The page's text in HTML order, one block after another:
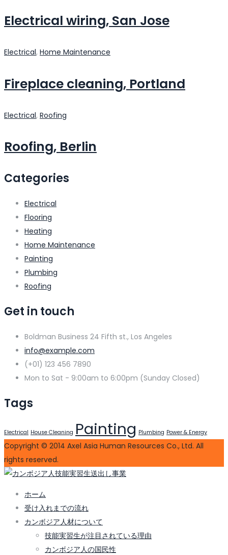
Electrical wiring, San Jose
Electrical, Home Maintenance
Fireplace cleaning, Portland
Electrical, Roofing
Roofing, Berlin
Categories
Electrical
Flooring
Heating
Home Maintenance
Painting
Plumbing
Roofing
Get in touch
Boldman Business 24 Fifth st., Los Angeles
info@example.com
(+01) 123 456 7890
Mon to Sat - 9:00am to 6:00pm (Sunday Closed)
Tags
Electrical House Cleaning Painting Plumbing Power & Energy
Copyright © 2014 Axel Asia Human Resources Co., Ltd. All
rights reserved.
ホーム
受け入れまでの流れ
カンボジア人材について
技能実習生が注目されている理由
カンボジア人の国民性